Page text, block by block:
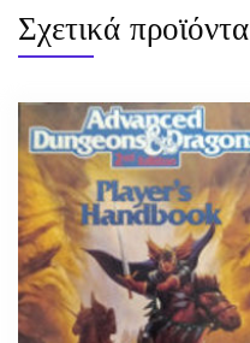
Σχετικά προϊόντα